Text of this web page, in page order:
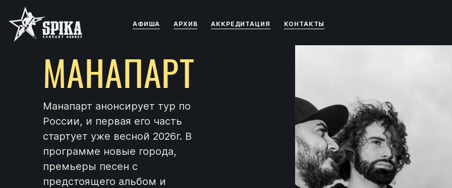
АФИША АРХИВ АККРЕДИТАЦИЯ КОНТАКТЫ
МАНАПАРТ
Манапарт анонсирует тур по
России, и первая его часть
стартует уже весной 2026г. В
программе новые города,
премьеры песен с
предстоящего альбом и